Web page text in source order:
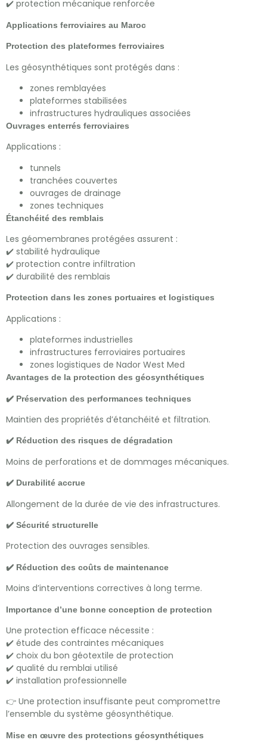
✔️ protection mécanique renforcée
Applications ferroviaires au Maroc
Protection des plateformes ferroviaires
Les géosynthétiques sont protégés dans :
zones remblayées
plateformes stabilisées
infrastructures hydrauliques associées
Ouvrages enterrés ferroviaires
Applications :
tunnels
tranchées couvertes
ouvrages de drainage
zones techniques
Étanchéité des remblais
Les géomembranes protégées assurent :
✔️ stabilité hydraulique
✔️ protection contre infiltration
✔️ durabilité des remblais
Protection dans les zones portuaires et logistiques
Applications :
plateformes industrielles
infrastructures ferroviaires portuaires
zones logistiques de Nador West Med
Avantages de la protection des géosynthétiques
✔️ Préservation des performances techniques
Maintien des propriétés d’étanchéité et filtration.
✔️ Réduction des risques de dégradation
Moins de perforations et de dommages mécaniques.
✔️ Durabilité accrue
Allongement de la durée de vie des infrastructures.
✔️ Sécurité structurelle
Protection des ouvrages sensibles.
✔️ Réduction des coûts de maintenance
Moins d’interventions correctives à long terme.
Importance d’une bonne conception de protection
Une protection efficace nécessite :
✔️ étude des contraintes mécaniques
✔️ choix du bon géotextile de protection
✔️ qualité du remblai utilisé
✔️ installation professionnelle
👉 Une protection insuffisante peut compromettre
l’ensemble du système géosynthétique.
Mise en œuvre des protections géosynthétiques